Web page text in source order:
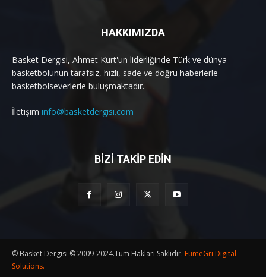
HAKKIMIZDA
Basket Dergisi, Ahmet Kurt'un liderliğinde Türk ve dünya
basketbolunun tarafsız, hızlı, sade ve doğru haberlerle
basketbolseverlerle buluşmaktadır.
İletişim info@basketdergisi.com
BİZİ TAKİP EDİN
© Basket Dergisi © 2009-2024.Tüm Hakları Saklıdır. FümeGri Digital
Solutions.